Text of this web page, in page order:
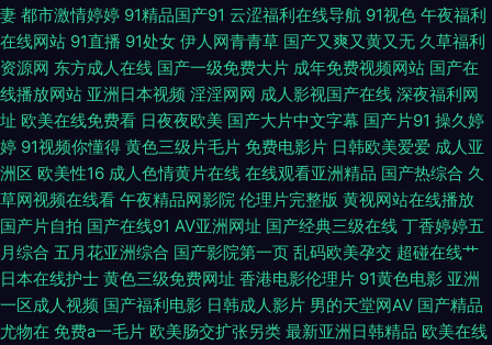
av天堂电影网 豆花在线免费 天天干在线激情 97草逼视频 欧美一区免费 91
大神3p 91免费在线视频 都市激情亚洲 九一网站白虎 日韩人妻无码久久 综合
操逼网亚洲 97超碰人人草 超碰在线中文 护士h片 欧美性爱亚州影院 伊人大
香蕉AV网 99色精品 国产操海角社区 另类性爱影院 日不卡视频 亚州性爱自
拍图片 97操97搞 超碰在线cop 韩国超逼视频 青青久操 亚洲五码蜜桃 av怡
红院 韩国理论午夜 男人资源色123 丝袜美腿五月天 影音资源av 97人妻碰碰
妻 都市激情婷婷 91精品国产91 云涩福利在线导航 91视色 午夜福利
在线网站 91直播 91处女 伊人网青青草 国产又爽又黄又无 久草福利
资源网 东方成人在线 国产一级免费大片 成年免费视频网站 国产在
线播放网站 亚洲日本视频 淫淫网网 成人影视国产在线 深夜福利网
址 欧美在线免费看 日夜夜欧美 国产大片中文字幕 国产片91 操久婷
婷 91视频你懂得 黄色三级片毛片 免费电影片 日韩欧美爱爱 成人亚
洲区 欧美性16 成人色情黄片在线 在线观看亚洲精品 国产热综合 久
草网视频在线看 午夜精品网影院 伦理片完整版 黄视网站在线播放
国产片自拍 国产在线91 AV亚洲网址 国产经典三级在线 丁香婷婷五
月综合 五月花亚洲综合 国产影院第一页 乱码欧美孕交 超碰在线艹
日本在线护士 黄色三级免费网址 香港电影伦理片 91黄色电影 亚洲
一区成人视频 国产福利电影 日韩成人影片 男的天堂网AV 国产精品
尤物在 免费a一毛片 欧美肠交扩张另类 最新亚洲日韩精品 欧美在线